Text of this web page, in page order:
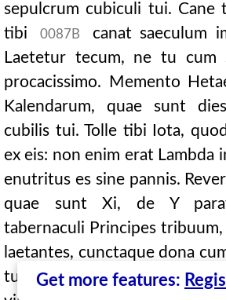
sepulcrum cubiculi tui.
tibi
0087B
canat saeculum
Laetetur tecum, ne tu cum
procacissimo. Memento
Kalendarum, quae sunt
cubilis tui. Tolle tibi Iota,
ex eis: non enim erat Lambda
enutritus es sine pannis.
quae sunt Xi, de Y
tabernaculi Principes
laetantes, cunctaque dona
tu ut sapiens cognosce
Get more features: